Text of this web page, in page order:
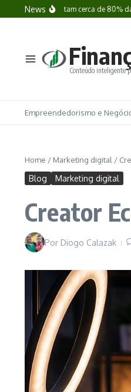
Ir para o conteúdo
News
representam cerca de 80% das
Conteúdo inteligente
Empreendedorismo e
Home / Marketing digital /
Blog Marketing digital
Creator
Por Diogo Calazak